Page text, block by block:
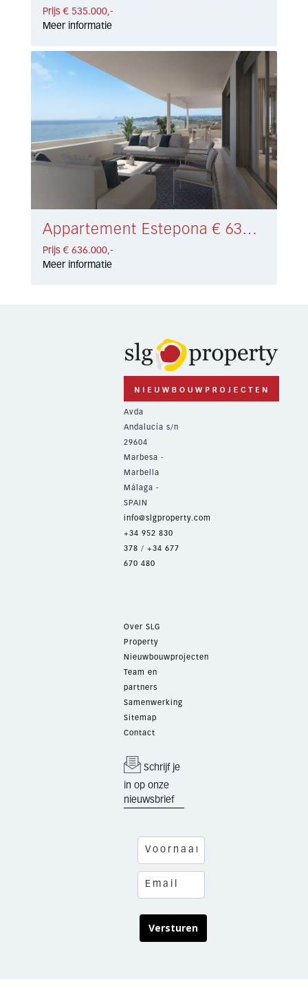
Prijs € 535.000,-
Meer informatie
Appartement Estepona € 636.000,-
Prijs € 636.000,-
Meer informatie
Avda
Andalucía s/n
29604
Marbesa -
Marbella
Málaga -
SPAIN
info@slgproperty.com
+34 952 830
378 / +34 677
670 480
Over SLG
Property
Nieuwbouwprojecten
Team en
partners
Samenwerking
Sitemap
Contact
Schrijf je
in op onze
nieuwsbrief
Versturen